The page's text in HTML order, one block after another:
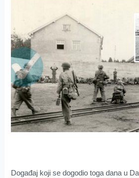
Događaj koji se dogodio toga dana u